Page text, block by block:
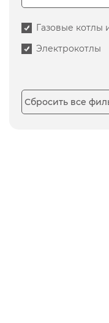
Газовые котлы
Электрокотлы
Сбросить все